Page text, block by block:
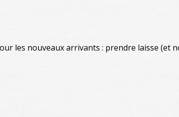
les nouveaux arrivants : prendre laisse (et